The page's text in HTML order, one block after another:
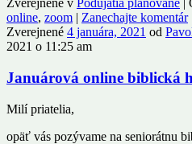
Zverejnené v Podujatia plánované
online, zoom | Zanechajte komentár
Zverejnené 4 januára, 2021 od
2021 o 11:25 am
Januárová online biblická
Milí priatelia,
opäť vás pozývame na seniorátnu